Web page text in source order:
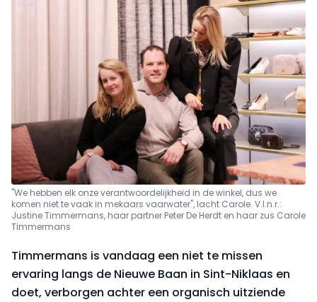
"We hebben elk onze verantwoordelijkheid in de winkel, dus we
komen niet te vaak in mekaars vaarwater", lacht Carole. V.l.n.r.:
Justine Timmermans, haar partner Peter De Herdt en haar zus Carole
Timmermans
Timmermans is vandaag een niet te missen
ervaring langs de Nieuwe Baan in Sint-Niklaas en
doet, verborgen achter een organisch uitziende